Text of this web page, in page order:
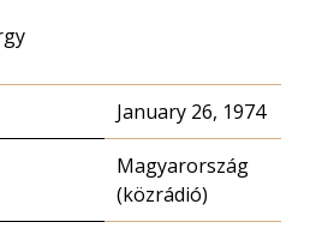
January 26, 1974
Magyarország
(közrádió)